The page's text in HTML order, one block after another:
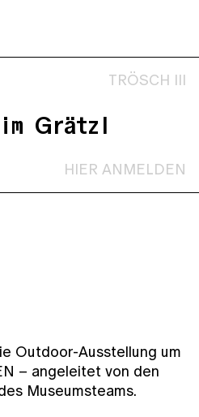
TRÖSCH III
Grätzl
HIER ANMELDEN
Outdoor-Ausstellung um
– angeleitet von den
Museumsteams.